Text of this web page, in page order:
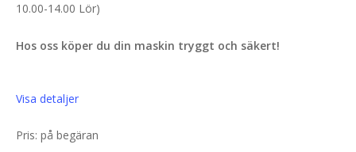
10.00-14.00 Lör)
Hos oss köper du din maskin tryggt och säkert!
Visa detaljer
Pris: på begäran